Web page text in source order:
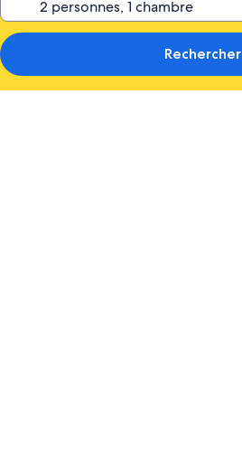
Rechercher